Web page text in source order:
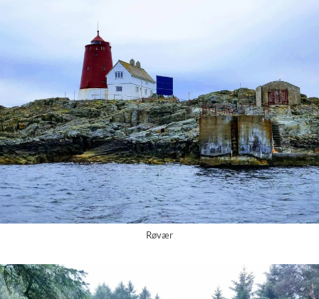
Røvær